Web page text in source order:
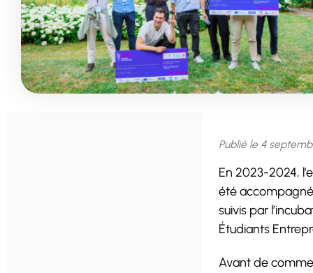
Publié le 4
En 2023-2024,
été
suivis par
Étudiants
Avant de